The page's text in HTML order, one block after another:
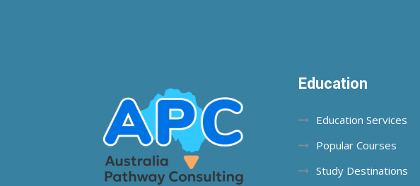
Education
Education Services
Popular Courses
Study Destinations